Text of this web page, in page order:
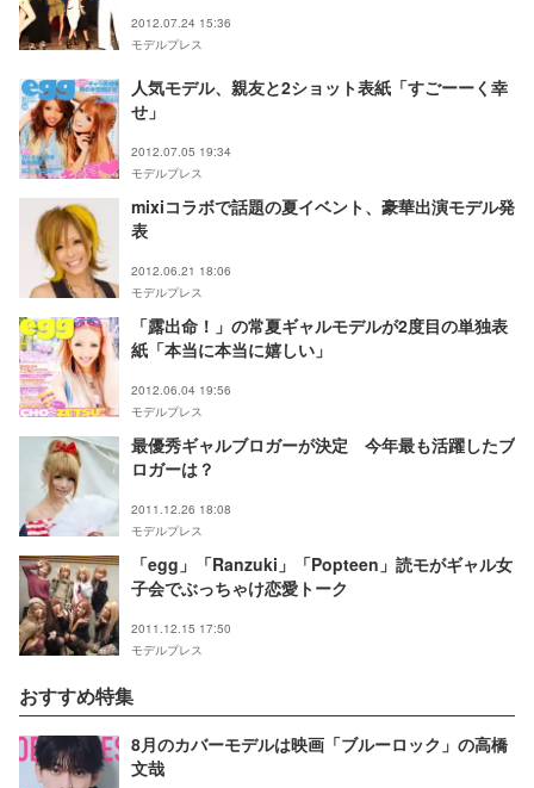
2012.07.24 15:36
モデルプレス
人気モデル、親友と2ショット表紙「すごーーく幸
せ」
2012.07.05 19:34
モデルプレス
mixiコラボで話題の夏イベント、豪華出演モデル発
表
2012.06.21 18:06
モデルプレス
「露出命！」の常夏ギャルモデルが2度目の単独表
紙「本当に本当に嬉しい」
2012.06.04 19:56
モデルプレス
最優秀ギャルブロガーが決定 今年最も活躍したブ
ロガーは？
2011.12.26 18:08
モデルプレス
「egg」「Ranzuki」「Popteen」読モがギャル女
子会でぶっちゃけ恋愛トーク
2011.12.15 17:50
モデルプレス
おすすめ特集
8月のカバーモデルは映画「ブルーロック」の高橋
文哉